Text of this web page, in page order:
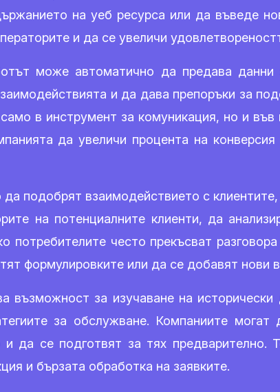
на уеб ресурса или да въведе
и да се увеличи
може автоматично да предава данни
и да дава препоръки за
в инструмент за комуникация, но и във
да увеличи процента на
подобрят взаимодействието с
на потенциалните клиенти, да
често прекъсват
формулировките или да се добавят нови
за изучаване на
за обслужване. Компаниите могат
да се подготвят за тях предварително.
и бързата обработка на заявките.